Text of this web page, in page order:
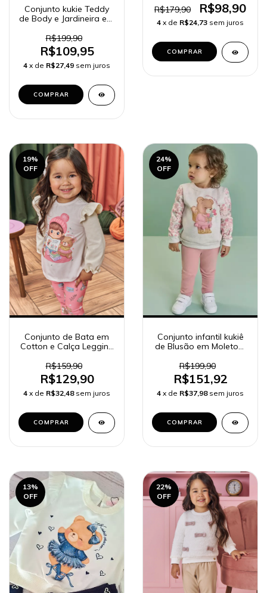
Conjunto kukie Teddy
de Body e Jardineira em
R$199,90
R$109,95
4 x de R$27,49 sem juros
COMPRAR
R$179,90
R$98,90
4 x de R$24,73 sem juros
COMPRAR
19%
OFF
Conjunto de Bata em
Cotton e Calça Legging
Bebê Menina 79114
R$159,90
R$129,90
4 x de R$32,48 sem juros
COMPRAR
24%
OFF
Conjunto infantil kukiê
de Blusão em Moletom
Canelado 90284 Kukiê
Bebê Menina
R$199,90
R$151,92
4 x de R$37,98 sem juros
COMPRAR
13%
OFF
22%
OFF